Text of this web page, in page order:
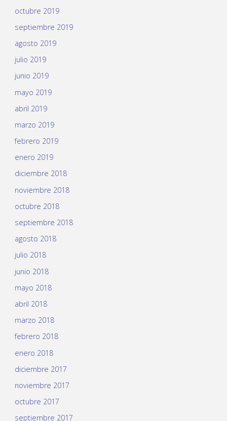
octubre 2019
septiembre 2019
agosto 2019
julio 2019
junio 2019
mayo 2019
abril 2019
marzo 2019
febrero 2019
enero 2019
diciembre 2018
noviembre 2018
octubre 2018
septiembre 2018
agosto 2018
julio 2018
junio 2018
mayo 2018
abril 2018
marzo 2018
febrero 2018
enero 2018
diciembre 2017
noviembre 2017
octubre 2017
septiembre 2017